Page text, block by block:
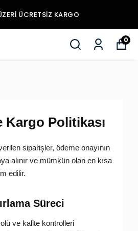
ÜCRETSIZ KARGO
0
Kargo Politikası
siparişler, ödeme onayının
alınır ve mümkün olan en kısa
edilir.
Süreci
ve kalite kontrolleri